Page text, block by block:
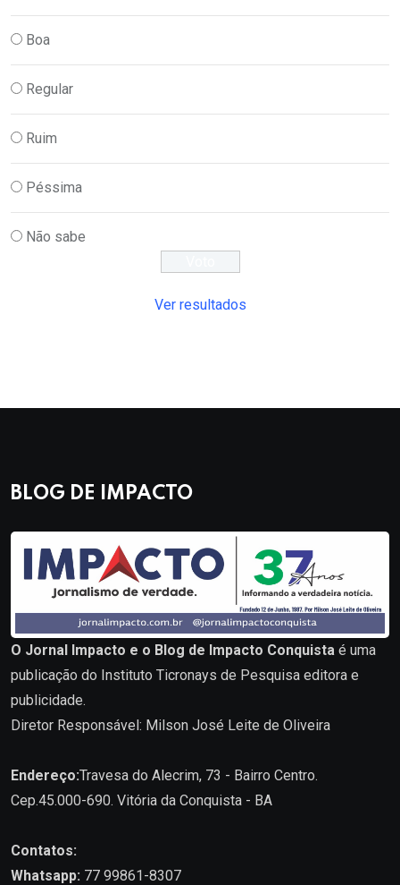
Boa
Regular
Ruim
Péssima
Não sabe
Ver resultados
BLOG DE IMPACTO
O Jornal Impacto e o Blog de Impacto Conquista é uma
publicação do Instituto Ticronays de Pesquisa editora e
publicidade.
Diretor Responsável: Milson José Leite de Oliveira
Endereço:Travesa do Alecrim, 73 - Bairro Centro.
Cep.45.000-690. Vitória da Conquista - BA
Contatos:
Whatsapp: 77 99861-8307